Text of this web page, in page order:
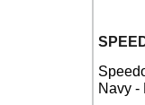
Navy -